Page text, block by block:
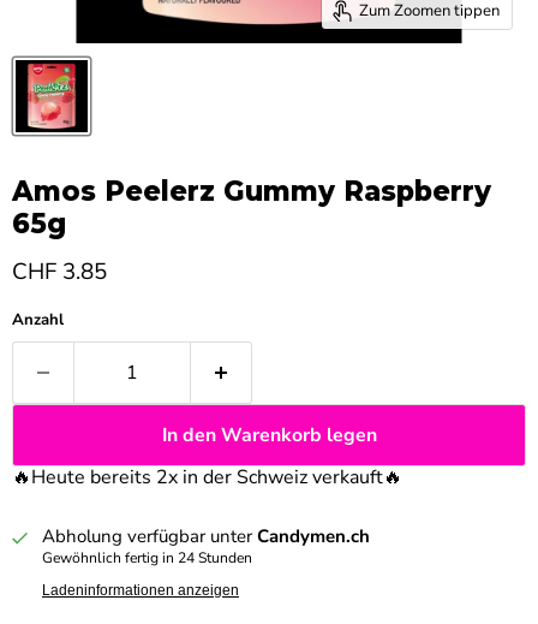
Zum Zoomen tippen
Amos Peelerz Gummy Raspberry
65g
Aktueller Preis
CHF 3.85
Anzahl
In den Warenkorb legen
🔥Heute bereits 2x in der Schweiz verkauft🔥
Abholung verfügbar unterCandymen.ch
Gewöhnlich fertig in 24 Stunden
Ladeninformationen anzeigen